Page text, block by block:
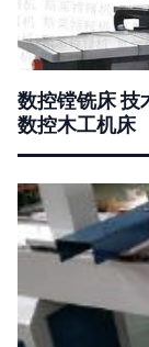
数控镗铣床 技
数控木工机床